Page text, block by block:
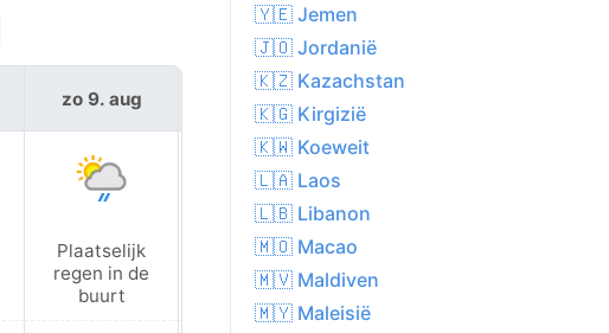
zo 9. aug
Plaatselijk
regen in de
buurt
Plaatselijk
regen in de
buurt
🇾🇪 Jemen
🇯🇴 Jordanië
🇰🇿 Kazachstan
🇰🇬 Kirgizië
🇰🇼 Koeweit
🇱🇦 Laos
🇱🇧 Libanon
🇲🇴 Macao
🇲🇻 Maldiven
🇲🇾 Maleisië